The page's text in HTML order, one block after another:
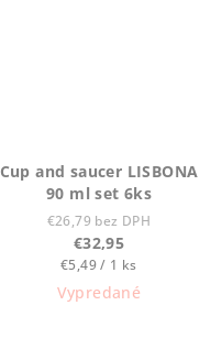
Cup and saucer LISBONA
90 ml set 6ks
€26,79 bez DPH
€32,95
Jednotková
cena:
€5,49 / 1 ks
Vypredané